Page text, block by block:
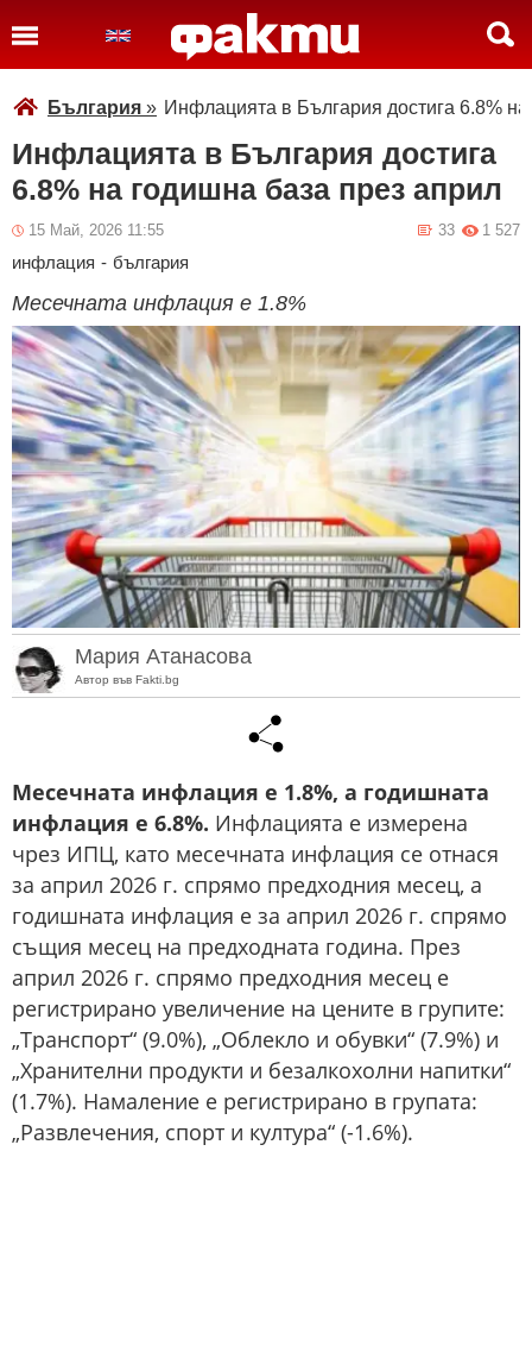
България » Инфлацията в България достига 6.8%
Инфлацията в България достига
6.8% на годишна база през април
15 Май, 2026 11:55 1 527
33
инфлация - българия
Месечната инфлация е 1.8%
Мария Атанасова
Автор във Fakti.bg
Месечната инфлация е 1.8%, а годишната
инфлация е 6.8%. Инфлацията е измерена
чрез ИПЦ, като месечната инфлация се отнася
за април 2026 г. спрямо предходния месец, а
годишната инфлация е за април 2026 г. спрямо
същия месец на предходната година. През
април 2026 г. спрямо предходния месец е
регистрирано увеличение на цените в групите:
„Транспорт“ (9.0%), „Облекло и обувки“ (7.9%) и
„Хранителни продукти и безалкохолни напитки“
(1.7%). Намаление е регистрирано в групата:
„Развлечения, спорт и култура“ (-1.6%).